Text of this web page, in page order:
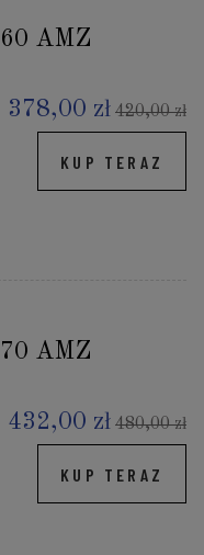
AMZ
378,00 zł 420,00 zł
KUP TERAZ
AMZ
432,00 zł 480,00 zł
KUP TERAZ